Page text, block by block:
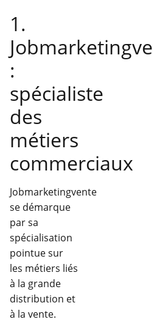
1.
:
spécialiste
des
métiers
commerciaux
Jobmarketingvente
se démarque
par sa
spécialisation
pointue sur
les métiers liés
à la grande
distribution et
à la vente.